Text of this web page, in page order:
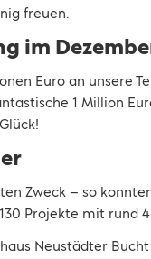
freuen.
im
Euro an unsere
1 Million
Zweck – so
Projekte mit rund
Neustädter